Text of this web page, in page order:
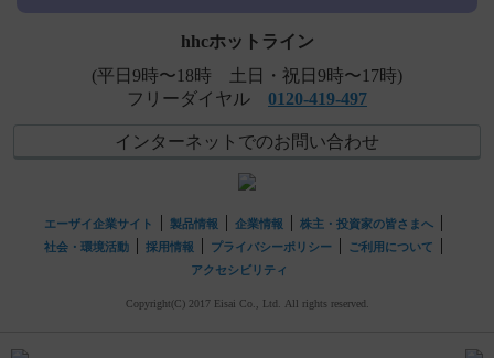
hhcホットライン
(平日9時〜18時 土日・祝日9時〜17時)
フリーダイヤル 0120-419-497
インターネットでのお問い合わせ
エーザイ企業サイト 製品情報 企業情報
株主・投資家の皆さまへ
社会・環境活動
採用情報 プライバシーポリシー
ご利用について
アクセシビリティ
Copyright(C) 2017 Eisai Co., Ltd. All rights reserved.